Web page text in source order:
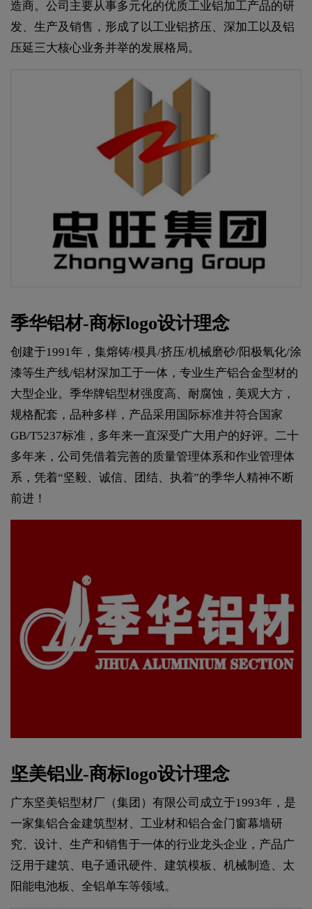
造商。公司主要从事多元化的优质工业铝加工产品的研
发、生产及销售，形成了以工业铝挤压、深加工以及铝
压延三大核心业务并举的发展格局。
季华铝材-商标logo设计理念
创建于1991年，集熔铸/模具/挤压/机械磨砂/阳极氧化/涂
漆等生产线/铝材深加工于一体，专业生产铝合金型材的
大型企业。季华牌铝型材强度高、耐腐蚀，美观大方，
规格配套，品种多样，产品采用国际标准并符合国家
GB/T5237标准，多年来一直深受广大用户的好评。二十
多年来，公司凭借着完善的质量管理体系和作业管理体
系，凭着“坚毅、诚信、团结、执着”的季华人精神不断
前进！
坚美铝业-商标logo设计理念
广东坚美铝型材厂（集团）有限公司成立于1993年，是
一家集铝合金建筑型材、工业材和铝合金门窗幕墙研
究、设计、生产和销售于一体的行业龙头企业，产品广
泛用于建筑、电子通讯硬件、建筑模板、机械制造、太
阳能电池板、全铝单车等领域。